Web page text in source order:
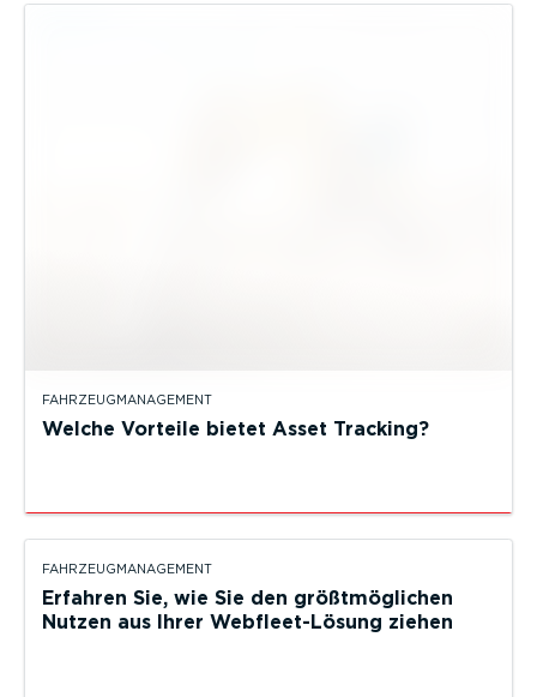
FAHRZEUGMANAGEMENT
Welche Vorteile bietet Asset Tracking?
FAHRZEUGMANAGEMENT
Erfahren Sie, wie Sie den größtmöglichen
Nutzen aus Ihrer Webfleet-Lösung ziehen